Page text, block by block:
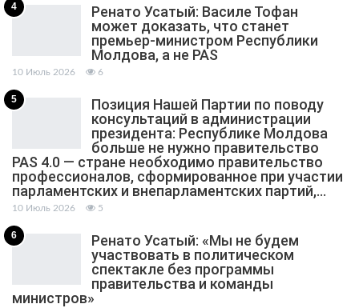
4
Ренато Усатый: Василе Тофан
может доказать, что станет
премьер-министром Республики
Молдова, а не PAS
10 Июль 2026 6
5
Позиция Нашей Партии по поводу
консультаций в администрации
президента: Республике Молдова
больше не нужно правительство
PAS 4.0 — стране необходимо правительство
профессионалов, сформированное при участии
парламентских и внепарламентских партий,…
10 Июль 2026 5
6
Ренато Усатый: «Мы не будем
участвовать в политическом
спектакле без программы
правительства и команды
министров»